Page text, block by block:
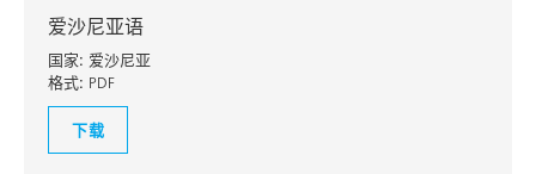
爱沙尼亚语
国家: 爱沙尼亚
格式: PDF
下载